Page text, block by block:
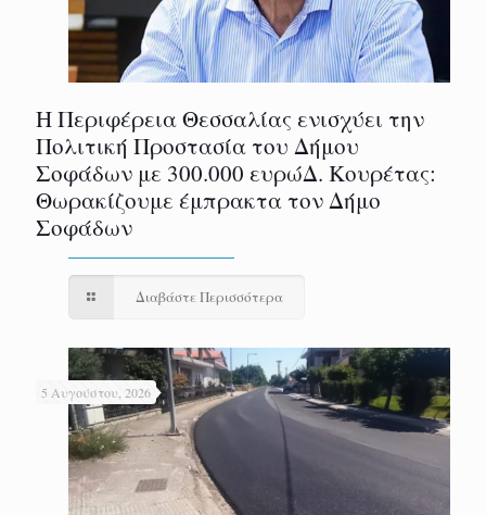
Η Περιφέρεια Θεσσαλίας ενισχύει την
Πολιτική Προστασία του Δήμου
Σοφάδων με 300.000 ευρώΔ. Κουρέτας:
Θωρακίζουμε έμπρακτα τον Δήμο
Σοφάδων
Διαβάστε Περισσότερα
5 Αυγούστου, 2026